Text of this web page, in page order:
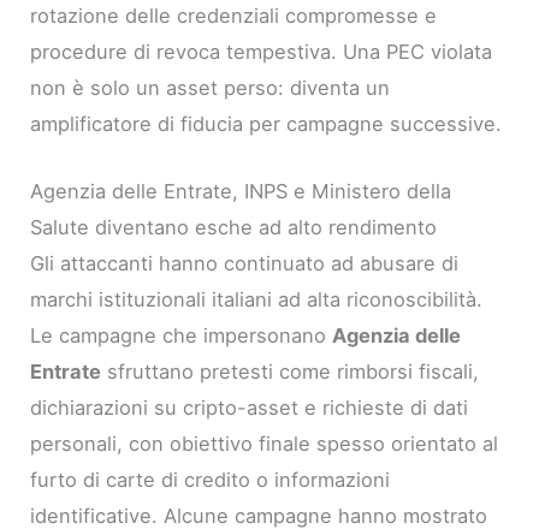
rotazione delle credenziali compromesse e
procedure di revoca tempestiva. Una PEC violata
non è solo un asset perso: diventa un
amplificatore di fiducia per campagne successive.
Agenzia delle Entrate, INPS e Ministero della
Salute diventano esche ad alto rendimento
Gli attaccanti hanno continuato ad abusare di
marchi istituzionali italiani ad alta riconoscibilità.
Le campagne che impersonano Agenzia delle
Entrate sfruttano pretesti come rimborsi fiscali,
dichiarazioni su cripto-asset e richieste di dati
personali, con obiettivo finale spesso orientato al
furto di carte di credito o informazioni
identificative. Alcune campagne hanno mostrato